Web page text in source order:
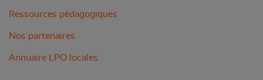
Ressources pédagogiques
Nos partenaires
Annuaire LPO locales